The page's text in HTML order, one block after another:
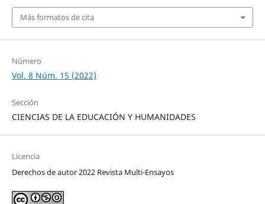
Más formatos de cita
Número
Vol. 8 Núm. 15 (2022)
Sección
CIENCIAS DE LA EDUCACIÓN Y HUMANIDADES
Licencia
Derechos de autor 2022 Revista Multi-Ensayos